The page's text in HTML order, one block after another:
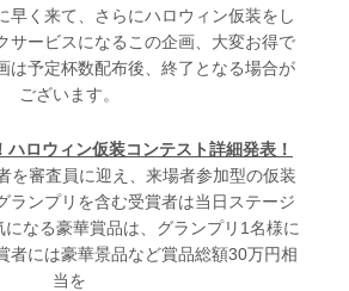
早く来て、さらにハロウィン仮装をし
サービスになるこの企画、大変お得で
予定杯数配布後、終了となる場合が
ございます。
ロウィン仮装コンテスト詳細発表！
を審査員に迎え、来場者参加型の仮装
ランプリを含む受賞者は当日ステージ
になる豪華賞品は、グランプリ1名様に
者には豪華景品など賞品総額30万円相
当を